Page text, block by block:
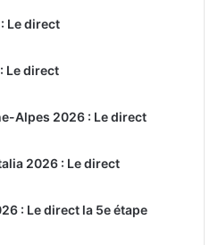
Le direct
Le direct
Alpes 2026 : Le direct
2026 : Le direct
: Le direct la 5e étape